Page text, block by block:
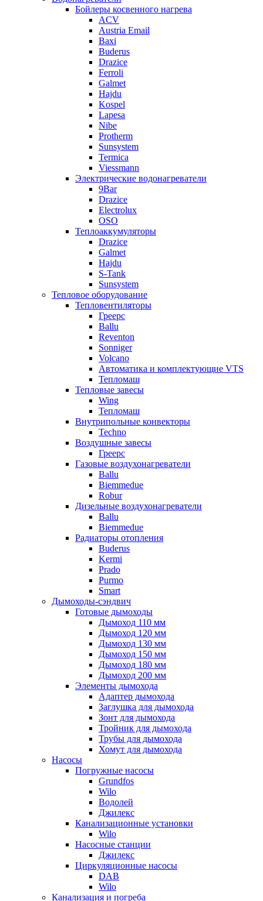
Бойлеры косвенного нагрева
ACV
Austria Email
Baxi
Buderus
Drazice
Ferroli
Galmet
Hajdu
Kospel
Lapesa
Nibe
Protherm
Sunsystem
Termica
Viessmann
Электрические водонагреватели
9Bar
Drazice
Electrolux
OSO
Теплоаккумуляторы
Drazice
Galmet
Hajdu
S-Tank
Sunsystem
Тепловое оборудование
Тепловентиляторы
Греерс
Ballu
Reventon
Sonniger
Volcano
Автоматика и комплектующие VTS
Тепломаш
Тепловые завесы
Wing
Тепломаш
Внутрипольные конвекторы
Techno
Воздушные завесы
Греерс
Газовые воздухонагреватели
Ballu
Biemmedue
Robur
Дизельные воздухонагреватели
Ballu
Biemmedue
Радиаторы отопления
Buderus
Kermi
Prado
Purmo
Smart
Дымоходы-сэндвич
Готовые дымоходы
Дымоход 110 мм
Дымоход 120 мм
Дымоход 130 мм
Дымоход 150 мм
Дымоход 180 мм
Дымоход 200 мм
Элементы дымохода
Адаптер дымохода
Заглушка для дымохода
Зонт для дымохода
Тройник для дымохода
Трубы для дымохода
Хомут для дымохода
Насосы
Погружные насосы
Grundfos
Wilo
Водолей
Джилекс
Канализационные установки
Wilo
Насосные станции
Джилекс
Циркуляционные насосы
DAB
Wilo
Канализация и погреба